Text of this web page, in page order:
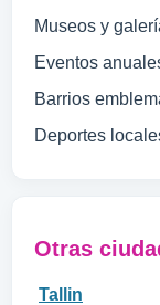
Museos y
Eventos
Barrios
Deportes
Otras
Tallin